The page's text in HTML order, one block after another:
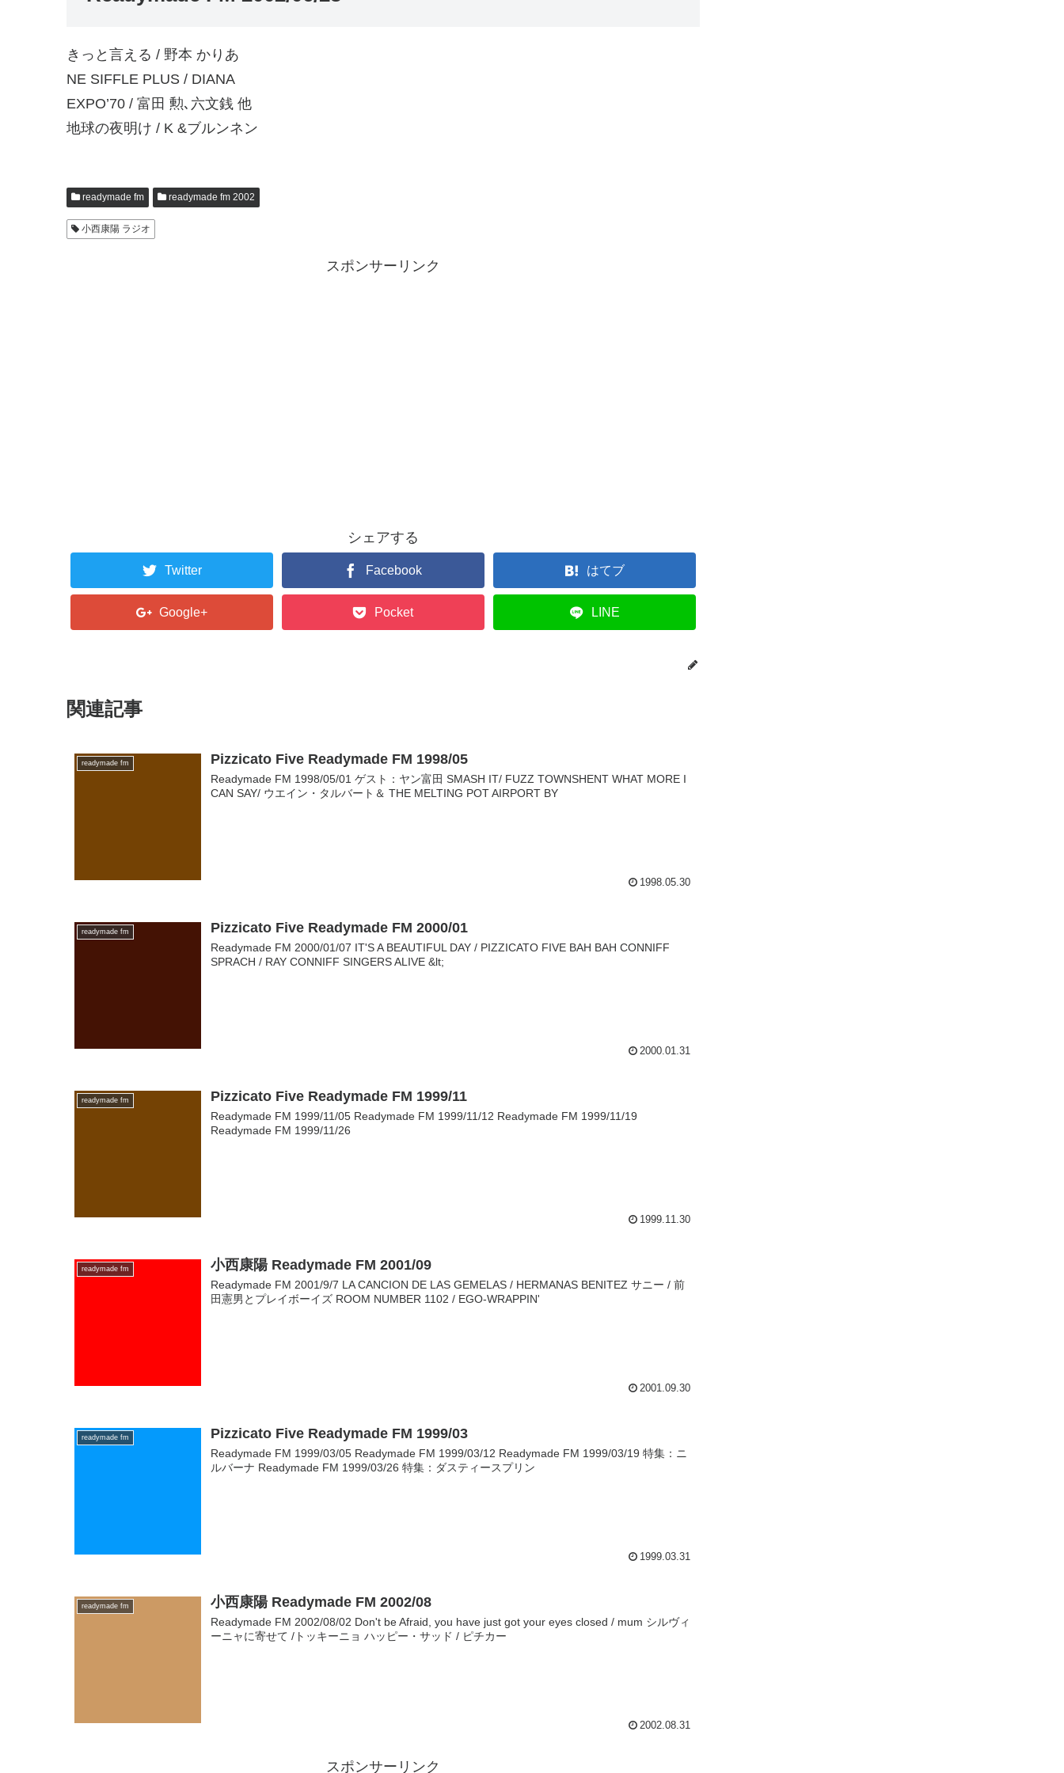
きっと言える / 野本 かりあ
NE SIFFLE PLUS / DIANA
EXPO’70 / 富田 勲､六文銭 他
地球の夜明け / K &ブルンネン
readymade fm readymade fm 2002
小西康陽 ラジオ
スポンサーリンク
シェアする
Twitter Facebook はてブ
Google+ Pocket LINE
関連記事
readymade fm Pizzicato Five Readymade FM 1998/05
Readymade FM 1998/05/01 ゲスト：ヤン富田 SMASH IT/ FUZZ TOWNSHENT WHAT MORE I
CAN SAY/ ウエイン・タルバート＆ THE MELTING POT AIRPORT BY
1998.05.30
readymade fm Pizzicato Five Readymade FM 2000/01
Readymade FM 2000/01/07 IT'S A BEAUTIFUL DAY / PIZZICATO FIVE BAH BAH CONNIFF
SPRACH / RAY CONNIFF SINGERS ALIVE &lt;
2000.01.31
readymade fm Pizzicato Five Readymade FM 1999/11
Readymade FM 1999/11/05 Readymade FM 1999/11/12 Readymade FM 1999/11/19
Readymade FM 1999/11/26
1999.11.30
readymade fm 小西康陽 Readymade FM 2001/09
Readymade FM 2001/9/7 LA CANCION DE LAS GEMELAS / HERMANAS BENITEZ サニー / 前
田憲男とプレイボーイズ ROOM NUMBER 1102 / EGO-WRAPPIN'
2001.09.30
readymade fm Pizzicato Five Readymade FM 1999/03
Readymade FM 1999/03/05 Readymade FM 1999/03/12 Readymade FM 1999/03/19 特集：ニ
ルバーナ Readymade FM 1999/03/26 特集：ダスティースプリン
1999.03.31
readymade fm 小西康陽 Readymade FM 2002/08
Readymade FM 2002/08/02 Don't be Afraid, you have just got your eyes closed / mum シルヴィ
ーニャに寄せて /トッキーニョ ハッピー・サッド / ピチカー
2002.08.31
スポンサーリンク